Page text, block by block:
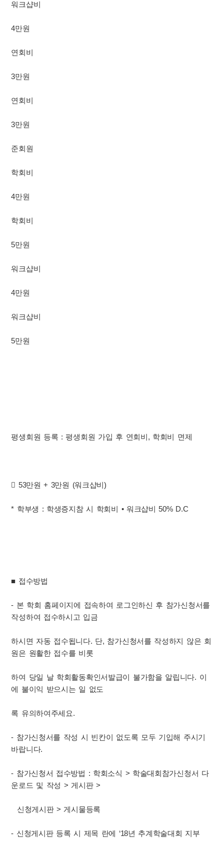
워크샵비
4만원
연회비
3만원
연회비
3만원
준회원
학회비
4만원
학회비
5만원
워크샵비
4만원
워크샵비
5만원
평생회원 등록 : 평생회원 가입 후 연회비, 학회비 면제
 53만원 + 3만원 (워크샵비)
* 학부생 : 학생증지참 시 학회비 • 워크샵비 50% D.C
■ 접수방법
- 본 학회 홈페이지에 접속하여 로그인하신 후 참가신청서를
작성하여 접수하시고 입금
하시면 자동 접수됩니다. 단, 참가신청서를 작성하지 않은 회
원은 원활한 접수를 비롯
하여 당일 날 학회활동확인서발급이 불가함을 알립니다. 이
에 불이익 받으시는 일 없도
록 유의하여주세요.
- 참가신청서를 작성 시 빈칸이 없도록 모두 기입해 주시기
바랍니다.
- 참가신청서 접수방법 : 학회소식 > 학술대회참가신청서 다
운로드 및 작성 > 게시판 >
신청게시판 > 게시물등록
- 신청게시판 등록 시 제목 란에 ‘18년 추계학술대회 지부